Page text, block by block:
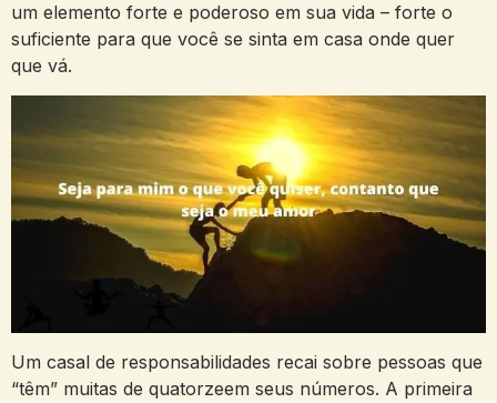
um elemento forte e poderoso em sua vida – forte o
suficiente para que você se sinta em casa onde quer
que vá.
Um casal de responsabilidades recai sobre pessoas que
“têm” muitas de quatorzeem seus números. A primeira